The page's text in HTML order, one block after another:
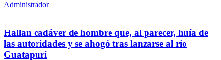
Administrador
Hallan cadáver de hombre que, al parecer, huía de
las autoridades y se ahogó tras lanzarse al río
Guatapurí